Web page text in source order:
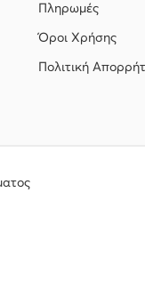
Πληρωμές
Όροι Χρήσης
Πολιτική